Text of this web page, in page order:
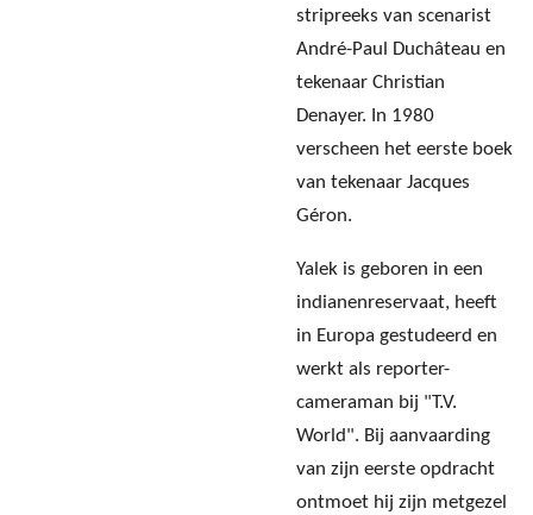
stripreeks van scenarist
André-Paul Duchâteau en
tekenaar Christian
Denayer. In 1980
verscheen het eerste boek
van tekenaar Jacques
Géron.
Yalek is geboren in een
indianenreservaat, heeft
in Europa gestudeerd en
werkt als reporter-
cameraman bij "T.V.
World". Bij aanvaarding
van zijn eerste opdracht
ontmoet hij zijn metgezel